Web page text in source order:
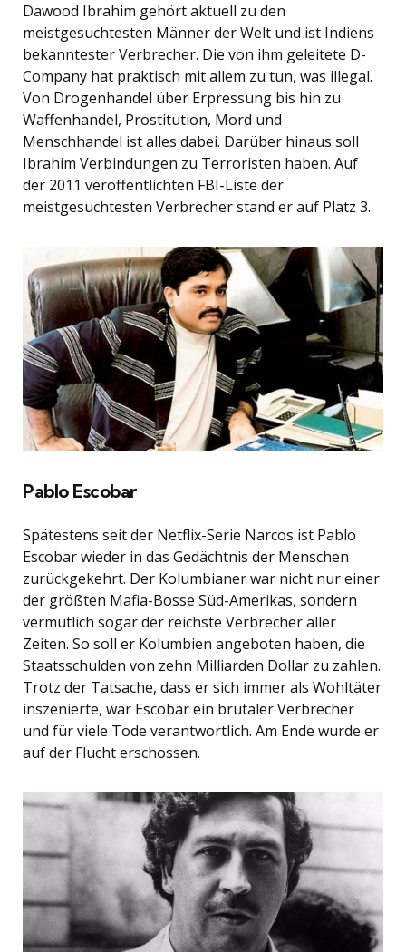
Dawood Ibrahim gehört aktuell zu den
meistgesuchtesten Männer der Welt und ist Indiens
bekanntester Verbrecher. Die von ihm geleitete D-
Company hat praktisch mit allem zu tun, was illegal.
Von Drogenhandel über Erpressung bis hin zu
Waffenhandel, Prostitution, Mord und
Menschhandel ist alles dabei. Darüber hinaus soll
Ibrahim Verbindungen zu Terroristen haben. Auf
der 2011 veröffentlichten FBI-Liste der
meistgesuchtesten Verbrecher stand er auf Platz 3.
Pablo Escobar
Spätestens seit der Netflix-Serie Narcos ist Pablo
Escobar wieder in das Gedächtnis der Menschen
zurückgekehrt. Der Kolumbianer war nicht nur einer
der größten Mafia-Bosse Süd-Amerikas, sondern
vermutlich sogar der reichste Verbrecher aller
Zeiten. So soll er Kolumbien angeboten haben, die
Staatsschulden von zehn Milliarden Dollar zu zahlen.
Trotz der Tatsache, dass er sich immer als Wohltäter
inszenierte, war Escobar ein brutaler Verbrecher
und für viele Tode verantwortlich. Am Ende wurde er
auf der Flucht erschossen.